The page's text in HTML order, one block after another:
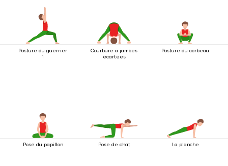
Posture du guerrier
1
Courbure à jambes
écartées
Posture du corbeau
Pose du papillon Pose de chat La planche